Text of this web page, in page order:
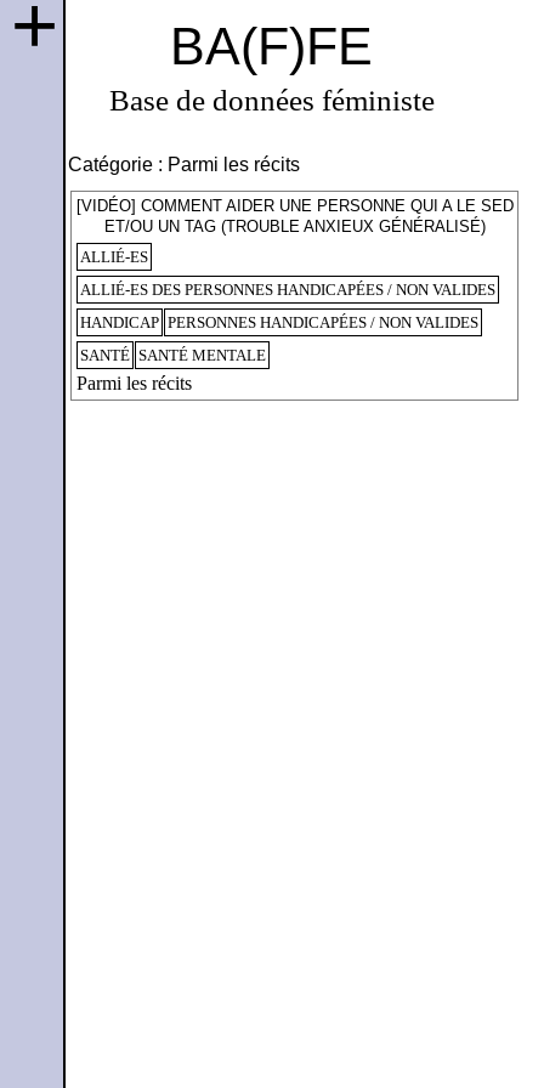
BA(F)FE
Base de données féministe
+
Catégorie : Parmi les récits
[VIDÉO] COMMENT AIDER UNE PERSONNE QUI A LE SED
ET/OU UN TAG (TROUBLE ANXIEUX GÉNÉRALISÉ)
ALLIÉ-ES
ALLIÉ-ES DES PERSONNES HANDICAPÉES / NON VALIDES
HANDICAP PERSONNES HANDICAPÉES / NON VALIDES
SANTÉ SANTÉ MENTALE
Parmi les récits